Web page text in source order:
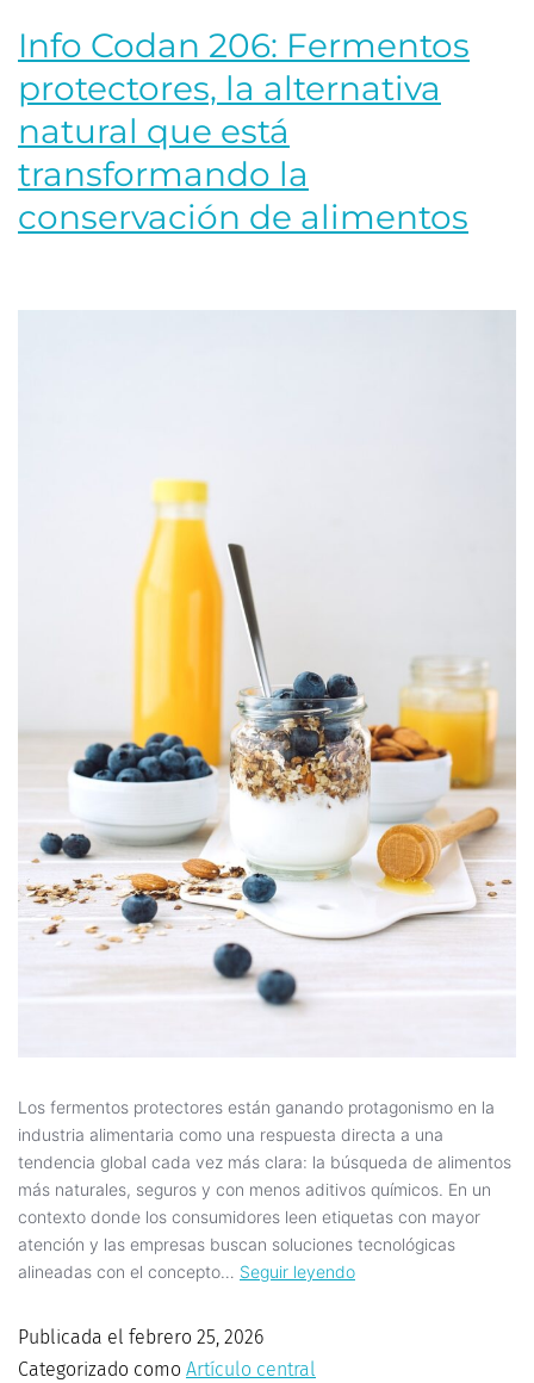
Info Codan 206: Fermentos
protectores, la alternativa
natural que está
transformando la
conservación de alimentos
Los fermentos protectores están ganando protagonismo en la
industria alimentaria como una respuesta directa a una
tendencia global cada vez más clara: la búsqueda de alimentos
más naturales, seguros y con menos aditivos químicos. En un
contexto donde los consumidores leen etiquetas con mayor
atención y las empresas buscan soluciones tecnológicas
alineadas con el concepto… Seguir leyendo
Publicada el febrero 25, 2026
Categorizado como Artículo central